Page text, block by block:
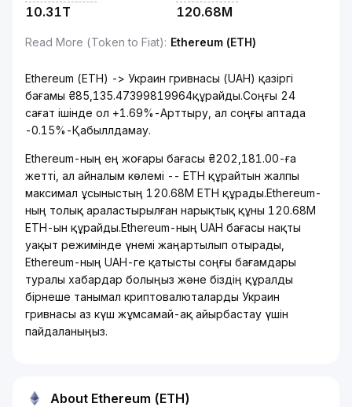
10.31T 120.68M
Read More (Token to Fiat): Ethereum (ETH)
Ethereum (ETH) -> Украин гривнасы (UAH) қазіргі
бағамы ₴85,135.47399819964құрайды.Соңғы 24
сағат ішінде ол +1.69%-Арттыру, ал соңғы аптада
-0.15%-Қабыллдамау.
Ethereum-ның ең жоғары бағасы ₴202,181.00-ға
жетті, ал айналым көлемі -- ETH құрайтын жалпы
максимал ұсыныстың 120.68M ETH құрады.Ethereum-
ның толық араластырылған нарықтық құны 120.68M
ETH-ын құрайды.Ethereum-ның UAH бағасы нақты
уақыт режимінде үнемі жаңартылып отырады,
Ethereum-ның UAH-ге қатысты соңғы бағамдары
туралы хабардар болыңыз және біздің құралды
бірнеше танымал криптовалюталарды Украин
гривнасы аз күш жұмсамай-ақ айырбастау үшін
пайдаланыңыз.
About Ethereum (ETH)